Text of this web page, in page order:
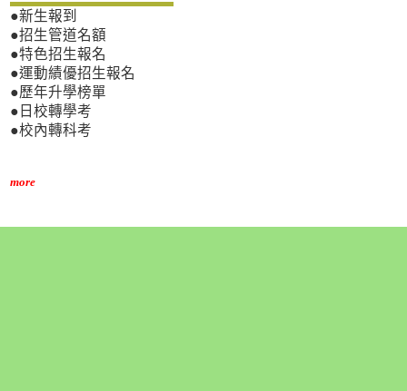
●新生報到
●招生管道名額
●特色招生報名
●運動績優招生報名
●歷年升學榜單
●日校轉學考
●校內轉科考
more